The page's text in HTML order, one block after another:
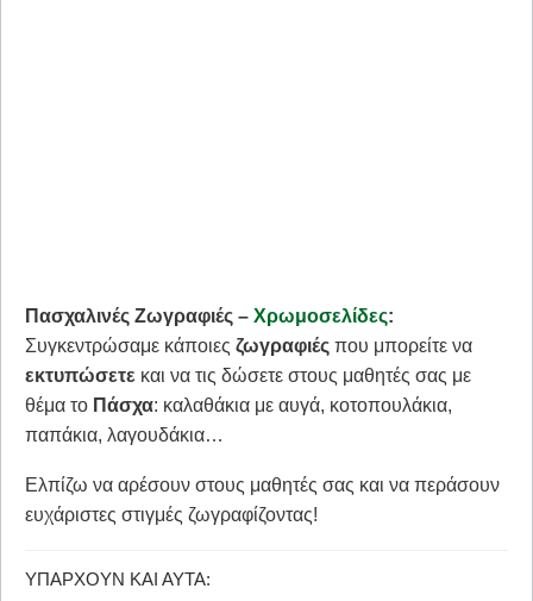
Πασχαλινές Ζωγραφιές – Χρωμοσελίδες:
Συγκεντρώσαμε κάποιες ζωγραφιές που μπορείτε να
εκτυπώσετε και να τις δώσετε στους μαθητές σας με
θέμα το Πάσχα: καλαθάκια με αυγά, κοτοπουλάκια,
παπάκια, λαγουδάκια…
Ελπίζω να αρέσουν στους μαθητές σας και να περάσουν
ευχάριστες στιγμές ζωγραφίζοντας!
ΥΠΆΡΧΟΥΝ ΚΑΙ ΑΥΤΆ: